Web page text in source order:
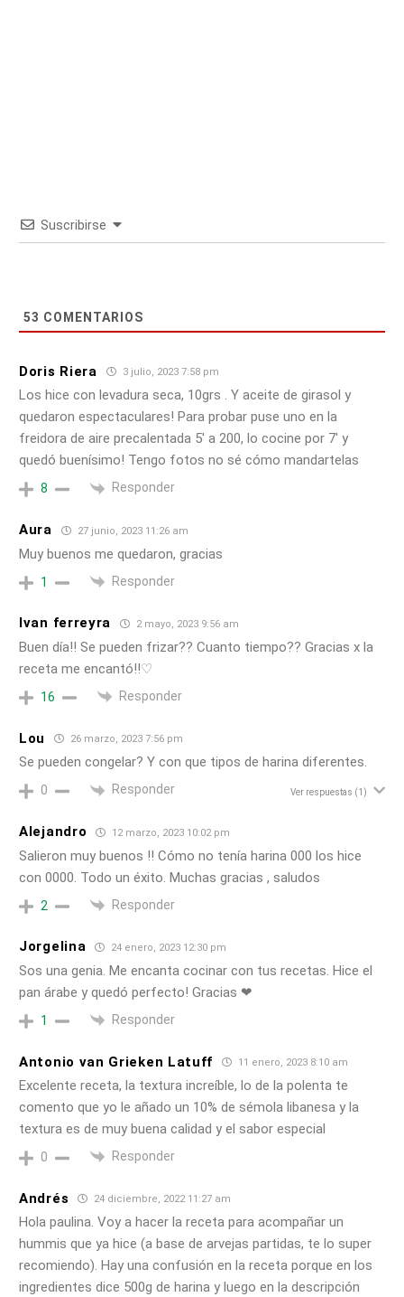
Suscribirse
53 COMENTARIOS
Doris Riera 3 julio, 2023 7:58 pm
Los hice con levadura seca, 10grs . Y aceite de girasol y
quedaron espectaculares! Para probar puse uno en la
freidora de aire precalentada 5′ a 200, lo cocine por 7′ y
quedó buenísimo! Tengo fotos no sé cómo mandartelas
8 Responder
Aura 27 junio, 2023 11:26 am
Muy buenos me quedaron, gracias
1 Responder
Ivan ferreyra 2 mayo, 2023 9:56 am
Buen día!! Se pueden frizar?? Cuanto tiempo?? Gracias x la
receta me encantó!!♡
16 Responder
Lou 26 marzo, 2023 7:56 pm
Se pueden congelar? Y con que tipos de harina diferentes.
0 Responder Ver respuestas (1)
Alejandro 12 marzo, 2023 10:02 pm
Salieron muy buenos !! Cómo no tenía harina 000 los hice
con 0000. Todo un éxito. Muchas gracias , saludos
2 Responder
Jorgelina 24 enero, 2023 12:30 pm
Sos una genia. Me encanta cocinar con tus recetas. Hice el
pan árabe y quedó perfecto! Gracias ❤
1 Responder
Antonio van Grieken Latuff 11 enero, 2023 8:10 am
Excelente receta, la textura increíble, lo de la polenta te
comento que yo le añado un 10% de sémola libanesa y la
textura es de muy buena calidad y el sabor especial
0 Responder
Andrés 24 diciembre, 2022 11:27 am
Hola paulina. Voy a hacer la receta para acompañar un
hummis que ya hice (a base de arvejas partidas, te lo super
recomiendo). Hay una confusión en la receta porque en los
ingredientes dice 500g de harina y luego en la descripción